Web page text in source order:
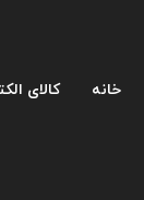
خانه کالای